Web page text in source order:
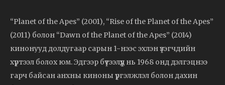
“Planet of the Apes” (2001), “Rise of the Planet of the Apes”
(2011) болон “Dawn of the Planet of the Apes” (2014)
кинонууд долдугаар сарын 1-нээс эхлэн үзэгчдийн
хүртээл болох юм. Эдгээр бүтээлүүд нь 1968 онд дэлгэцнээ
гарч байсан анхны киноны үргэлжлэл болон дахин